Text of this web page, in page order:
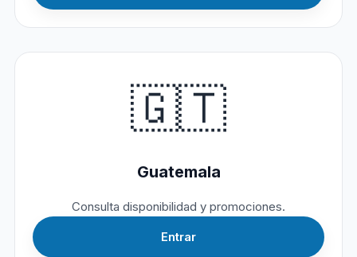
🇬🇹
Guatemala
Consulta disponibilidad y promociones.
Entrar